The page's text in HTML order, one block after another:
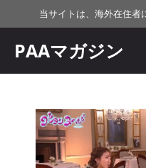
ン
ツ
当サイトは、海外在住者
PAAマガジン